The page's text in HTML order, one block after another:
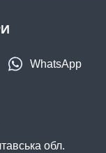
обл.
WhatsApp